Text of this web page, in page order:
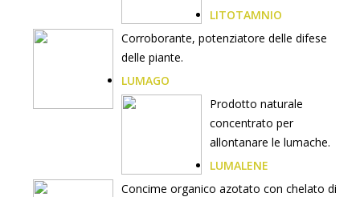
LITOTAMNIO
Corroborante, potenziatore delle difese
delle piante.
LUMAGO
Prodotto naturale
concentrato per
allontanare le lumache.
LUMALENE
Concime organico azotato con chelato di